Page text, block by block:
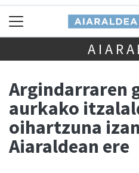
Argindarraren
aurkako
oihartzuna
Aiaraldean ere